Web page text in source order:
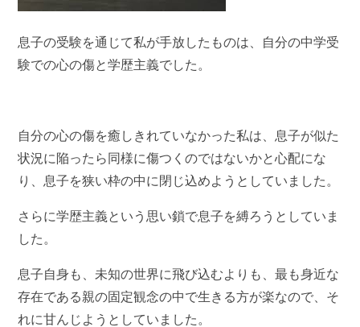
息子の受験を通じて私が手放したものは、自分の中学受
験での心の傷と学歴主義でした。
自分の心の傷を癒しきれていなかった私は、息子が似た
状況に陥ったら同様に傷つくのではないかと心配にな
り、息子を狭い枠の中に閉じ込めようとしていました。
さらに学歴主義という思い鎖で息子を縛ろうとしていま
した。
息子自身も、未知の世界に飛び込むよりも、最も身近な
存在である親の固定観念の中で生きる方が楽なので、そ
れに甘んじようとしていました。